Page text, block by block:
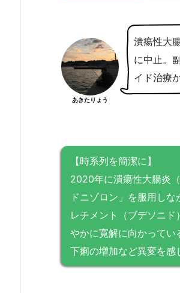
あきたりょう
潰瘍性大
に中止。
イド治療
【時系列を簡潔に】
2020年に潰瘍性大腸炎
ドニゾロン」を服用し
レチメント（ブデソニ
やかに寛解に向かってい
下痢の増加など異変を感